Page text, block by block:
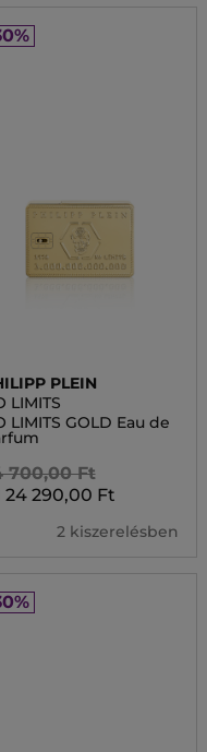
PLEIN
LIMITS
LIMITS GOLD Eau de
700,00 Ft
24 290,00 Ft
2 kiszerelésben